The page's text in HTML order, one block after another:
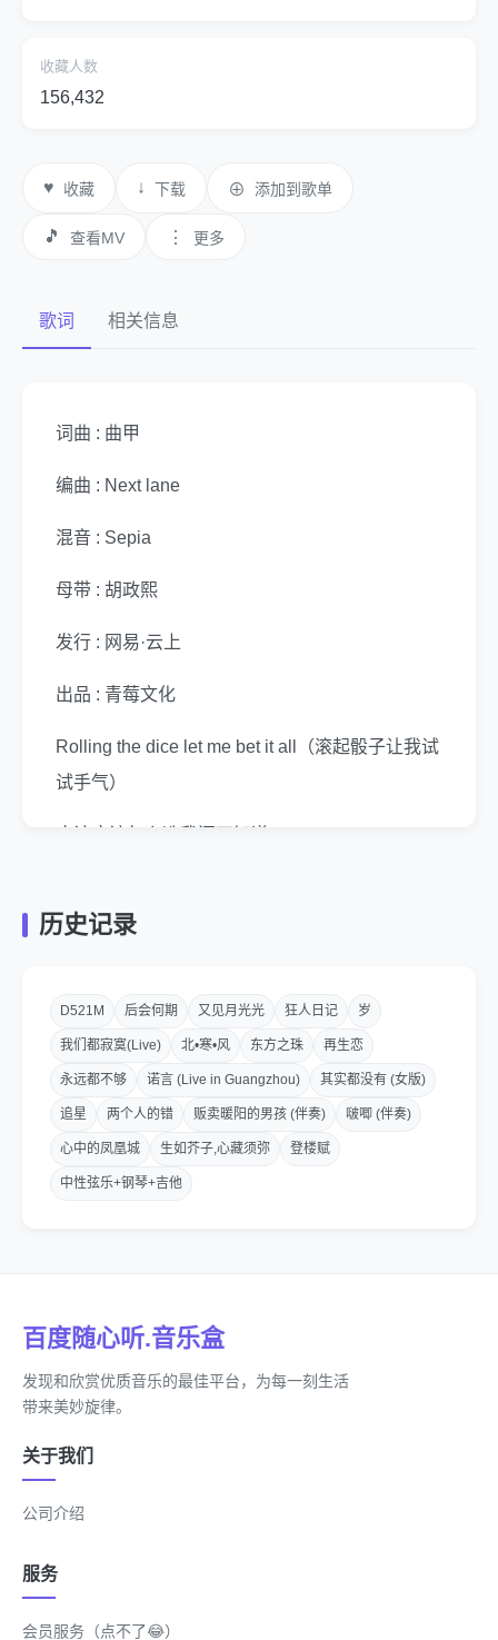
收藏人数
156,432
♥ 收藏 ↓ 下载 ⊕ 添加到歌单
🎵 查看MV ⋮ 更多
歌词 相关信息
词曲 : 曲甲
编曲 : Next lane
混音 : Sepia
母带 : 胡政熙
发行 : 网易·云上
出品 : 青莓文化
Rolling the dice let me bet it all（滚起骰子让我试
试手气）
你要我怎么玩怎么玩
应该应该怎么选我还不知道
你要我怎么玩怎么玩
加入它的厂牌
Some media type（某些媒体类型）
他像一个坦克
历史记录
D521M 后会何期 又见月光光 狂人日记 岁
我们都寂寞(Live) 北•寒•风 东方之珠 再生恋
永远都不够 诺言 (Live in Guangzhou) 其实都没有 (女版)
追星 两个人的错 贩卖暖阳的男孩 (伴奏) 啵唧 (伴奏)
心中的凤凰城 生如芥子,心藏须弥 登楼赋
中性弦乐+钢琴+吉他
百度随心听.音乐盒
发现和欣赏优质音乐的最佳平台，为每一刻生活
带来美妙旋律。
关于我们
公司介绍
服务
会员服务（点不了😂）